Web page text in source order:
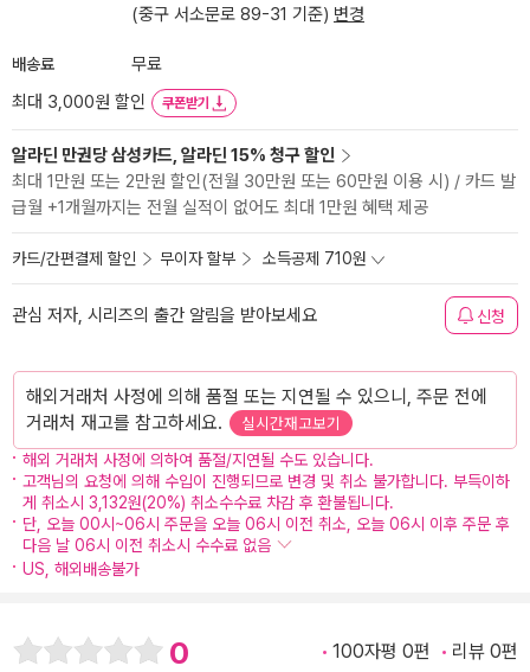
(중구 서소문로 89-31 기준) 변경
배송료
무료
최대 3,000원 할인
쿠폰받기
알라딘 만권당 삼성카드, 알라딘 15% 청구 할인
최대 1만원 또는 2만원 할인(전월 30만원 또는 60만원 이용 시) / 카드 발
급월 +1개월까지는 전월 실적이 없어도 최대 1만원 혜택 제공
카드/간편결제 할인 무이자 할부 소득공제 710원
관심 저자, 시리즈의 출간 알림을 받아보세요 신청
해외거래처 사정에 의해 품절 또는 지연될 수 있으니, 주문 전에
거래처 재고를 참고하세요.
실시간재고보기
해외 거래처 사정에 의하여 품절/지연될 수도 있습니다.
고객님의 요청에 의해 수입이 진행되므로 변경 및 취소 불가합니다. 부득이하
게 취소시 3,132원(20%) 취소수수료 차감 후 환불됩니다.
단, 오늘 00시~06시 주문을 오늘 06시 이전 취소, 오늘 06시 이후 주문 후
다음 날 06시 이전 취소시 수수료 없음
US, 해외배송불가
0 100자평 0편 리뷰 0편